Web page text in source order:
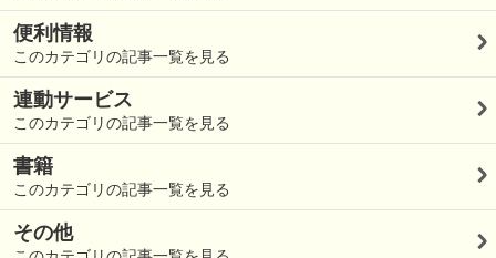
便利情報
このカテゴリの記事一覧を見る
連動サービス
このカテゴリの記事一覧を見る
書籍
このカテゴリの記事一覧を見る
その他